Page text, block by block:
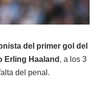
del primer gol del
Erling Haaland , a los 3
del penal.